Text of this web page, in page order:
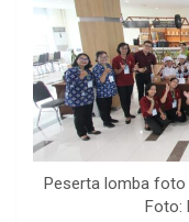
Peserta lomba foto
Foto: